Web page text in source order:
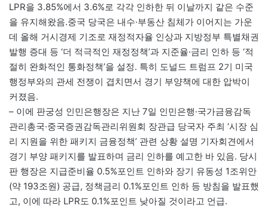
LPR을 3.85%에서 3.6%로 각각 인하한 뒤 이날까지 같은 수준
을 유지해왔음.중국 당국은 내수·부동산 침체가 이어지는 가운
데 올해 거시경제 기조로 재정적자율 인상과 지방정부 특별채권
발행 증대 등 ‘더 적극적인 재정정책’과 지준율·금리 인하 등 ‘적
절히 완화적인 통화정책’을 설정. 특히 도널드 트럼프 2기 미국
행정부와의 관세 전쟁이 겹치면서 경기 부양책에 대한 압박이
커졌음.
– 이에 판궁성 인민은행장은 지난 7일 인민은행·국가금융감독
관리총국·중국증권감독관리위원회 장관급 당국자 주최 ‘시장 심
리 지원을 위한 패키지 금융정책’ 관련 상황 설명 기자회견에서
경기 부양 패키지를 발표하며 금리 인하를 예고한 바 있음. 당시
판 행장은 지급준비율 0.5%포인트 인하와 장기 유동성 1조위안
(약 193조원) 공급, 정책금리 0.1%포인트 인하 등 방침을 발표했
고, 이에 따라 LPR도 0.1%포인트 낮아질 것이라고 언급.